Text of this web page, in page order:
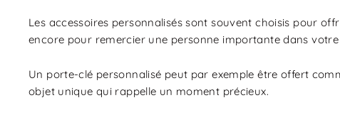
Les accessoires personnalisés sont souvent choisis pour
encore pour remercier une personne importante dans votre
Un porte-clé personnalisé peut par exemple être offert
objet unique qui rappelle un moment précieux.